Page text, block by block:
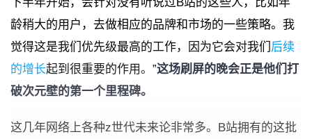
龄稍大的用户，去做相应的品牌和市场的一些策略。我
觉得这是我们优先级最高的工作，因为它会对我们 后续
的增长起到很重要的作用。”这场刷屏的晚会正是他们打
破次元壁的第一个里程碑。
这几年网络上各种z世代未来论非常多。B站拥有的这批